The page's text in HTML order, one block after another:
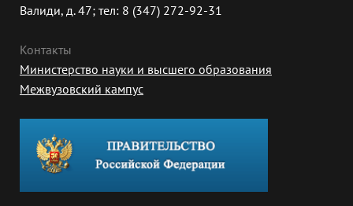
Валиди, д. 47; тел: 8 (347) 272-92-31
Контакты
Министерство науки и высшего образования
Межвузовский кампус